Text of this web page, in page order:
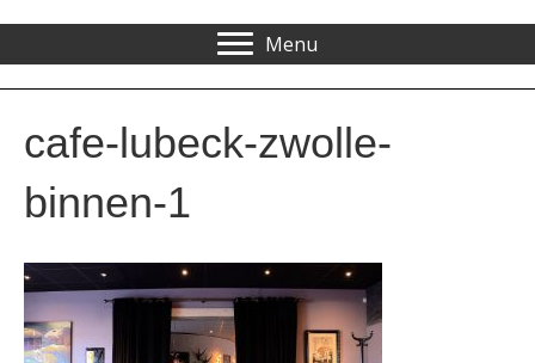
Menu
cafe-lubeck-zwolle-
binnen-1